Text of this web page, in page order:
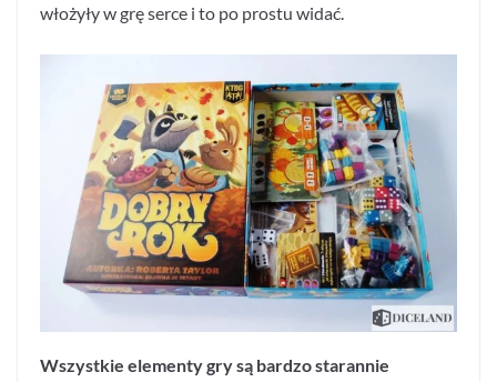
włożyły w grę serce i to po prostu widać.
Wszystkie elementy gry są bardzo starannie